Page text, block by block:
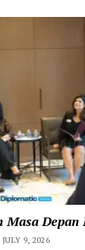
Masa Depan
JULY 9, 2026